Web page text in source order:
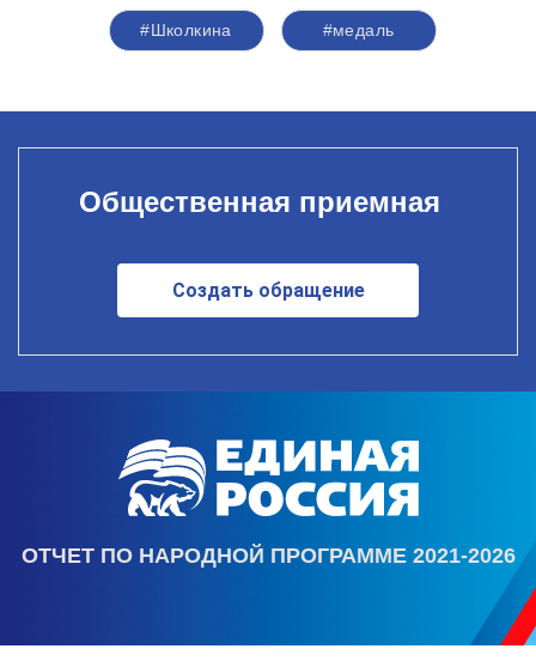
#Школкина #медаль
Общественная приемная
Создать обращение
ОТЧЕТ ПО НАРОДНОЙ ПРОГРАММЕ 2021-2026